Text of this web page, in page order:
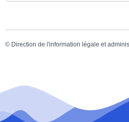
© Direction de l'information légale et